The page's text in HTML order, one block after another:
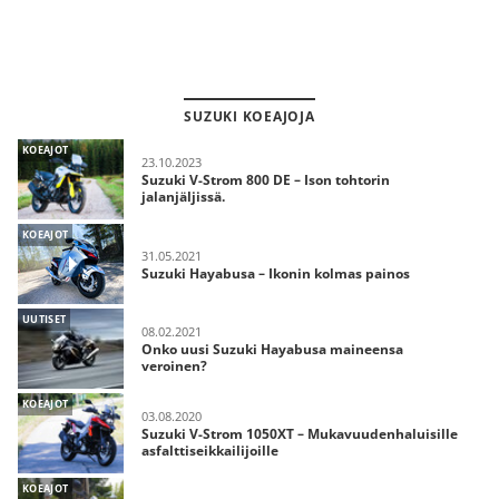
SUZUKI KOEAJOJA
KOEAJOT
23.10.2023
Suzuki V-Strom 800 DE – Ison tohtorin
jalanjäljissä.
KOEAJOT
31.05.2021
Suzuki Hayabusa – Ikonin kolmas painos
UUTISET
08.02.2021
Onko uusi Suzuki Hayabusa maineensa
veroinen?
KOEAJOT
03.08.2020
Suzuki V-Strom 1050XT – Mukavuudenhaluisille
asfalttiseikkailijoille
KOEAJOT